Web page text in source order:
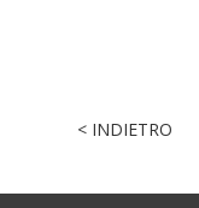
< INDIETRO